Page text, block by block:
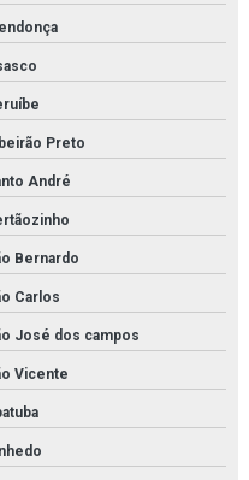
pressão
de janeiro
Preto
André
Bernardo
Carlos
José dos campos
Vicente